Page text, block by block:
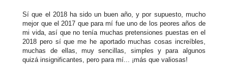
Sí que el 2018 ha sido un buen año, y por supuesto, mucho
mejor que el 2017 que para mí fue uno de los peores años de
mi vida, así que no tenía muchas pretensiones puestas en el
2018 pero sí que me he aportado muchas cosas increíbles,
muchas de ellas, muy sencillas, simples y para algunos
quizá insignificantes, pero para mí... ¡más que valiosas!